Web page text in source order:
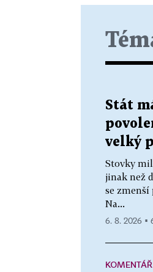
Stát
velký
Stovky
jinak než
se
Na...
6. 8. 2026 ▪
KOMENTÁŘ